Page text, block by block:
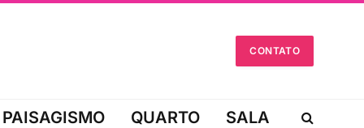
CONTATO
PAISAGISMO QUARTO SALA